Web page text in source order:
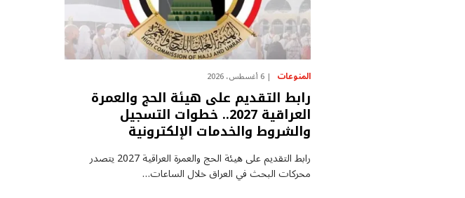
المنوعات 6 أغسطس، 2026
رابط التقديم على هيئة الحج والعمرة
العراقية 2027.. خطوات التسجيل
والشروط والخدمات الإلكترونية
رابط التقديم على هيئة الحج والعمرة العراقية 2027 يتصدر
محركات البحث في العراق خلال الساعات…